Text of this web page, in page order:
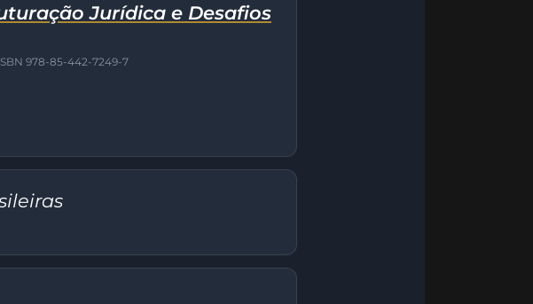
Jurídica e Desafios
978-85-442-7249-7